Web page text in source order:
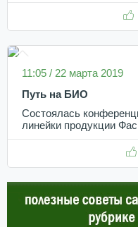
11:05 / 22 марта 2019
Путь на БИО
Состоялась
линейки продукции